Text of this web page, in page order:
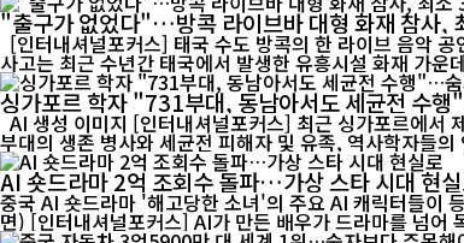
"출구가 없었다"…방콕 라이브바 대형 화재 참사,
[인터내셔널포커스] 태국 수도 방콕의 한 라이브 음악
사고는 최근 수년간 태국에서 발생한 유흥시설 화재 가
싱가포르 학자 "731부대, 동남아서도 세균전 수
AI 생성 이미지 [인터내셔널포커스] 최근 싱가포르에서 제작·방영된 다큐멘터리 '731부대의 진실: 일본의 인체실험'이 국제사회의 관심을 모으고 있다. 이 다큐멘터리는 제2차 세계대전 당시 일본군 731
부대의 생존 병사와 세균전 피해자 및 유족, 역사학자들
AI 숏드라마 2억 조회수 돌파…가상 스타 시대 현
중국 AI 숏드라마 '해고당한 소녀'의 주요 AI 캐릭터들이
면) [인터내셔널포커스] AI가 만든 배우가 드라마를 넘